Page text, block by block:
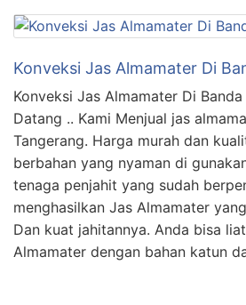
Konveksi Jas Almamater Di
Konveksi Jas Almamater Di
Datang .. Kami Menjual jas
Tangerang. Harga murah dan
berbahan yang nyaman di
tenaga penjahit yang sudah
menghasilkan Jas Almamater
Dan kuat jahitannya. Anda bisa
Almamater dengan bahan katun